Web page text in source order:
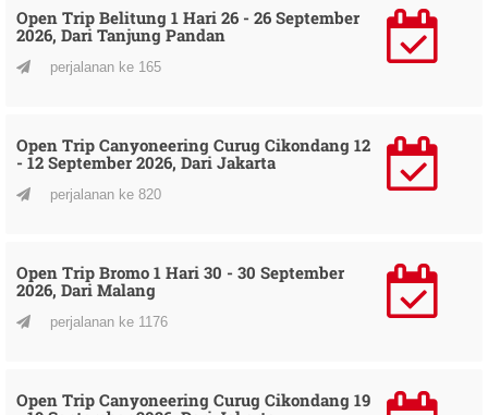
Open Trip Belitung 1 Hari 26 - 26 September
2026, Dari Tanjung Pandan
perjalanan ke 165
Open Trip Canyoneering Curug Cikondang 12
- 12 September 2026, Dari Jakarta
perjalanan ke 820
Open Trip Bromo 1 Hari 30 - 30 September
2026, Dari Malang
perjalanan ke 1176
Open Trip Canyoneering Curug Cikondang 19